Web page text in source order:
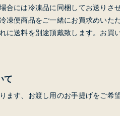
合には冷凍品に同梱してお送りさ
凍便商品をご一緒にお買求めいた
に送料を別途頂戴致します。お買
て
ます、お渡し用のお手提げをご希